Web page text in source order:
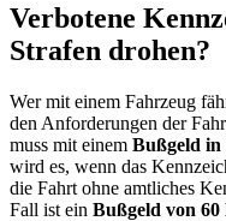
Verbotene
Strafen drohen?
Wer mit einem Fahrzeug
den Anforderungen der
muss mit einem Bußgeld in
wird es, wenn das
die Fahrt ohne amtliches
Fall ist ein Bußgeld von